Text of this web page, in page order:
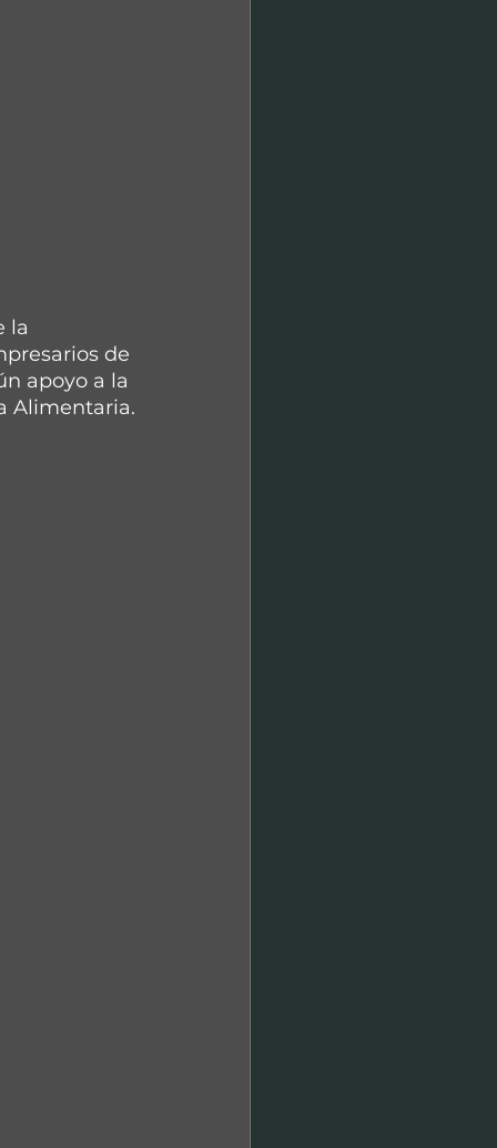
la
de
apoyo a la
Alimentaria.